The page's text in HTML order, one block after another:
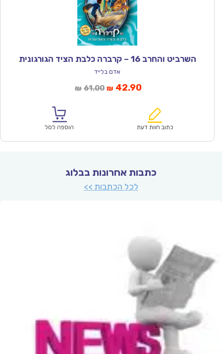
השרביט והחרב 16 – קרברה כלבת הציד הגורגונית
אדם בלייד
₪ 61.00המחיר
₪61.00.
₪ 42.90המחיר
הוא:
כתוב חוות דעת הוספה לסל
כתבות אחרונות בבלוג
לכל הכתבות >>